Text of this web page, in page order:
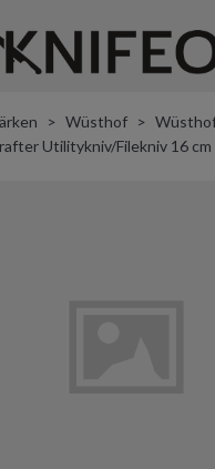
Wüsthof
Utilitykniv/Filekniv 16 cm